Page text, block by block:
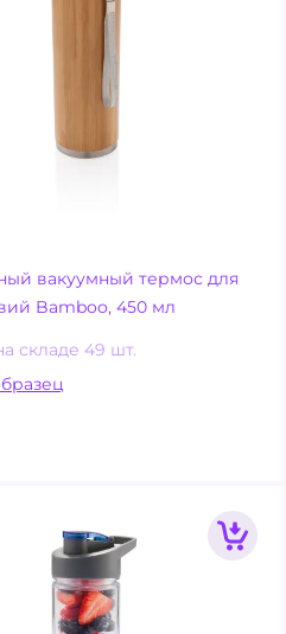
вакуумный термос для
Bamboo, 450 мл
складе 49 шт.
образец